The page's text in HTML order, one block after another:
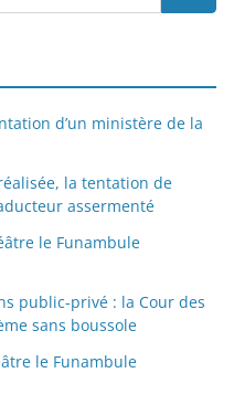
d’un ministère de la
la tentation de
assermenté
le Funambule
public-privé : la Cour des
sans boussole
le Funambule